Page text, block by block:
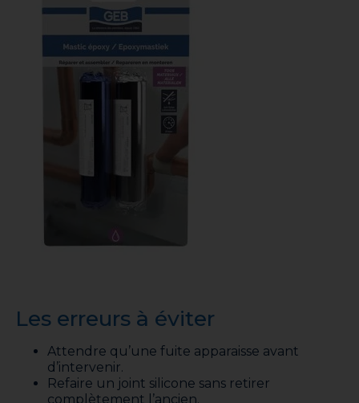
Les erreurs à éviter
Attendre qu’une fuite apparaisse avant
d’intervenir.
Refaire un joint silicone sans retirer
complètement l’ancien.